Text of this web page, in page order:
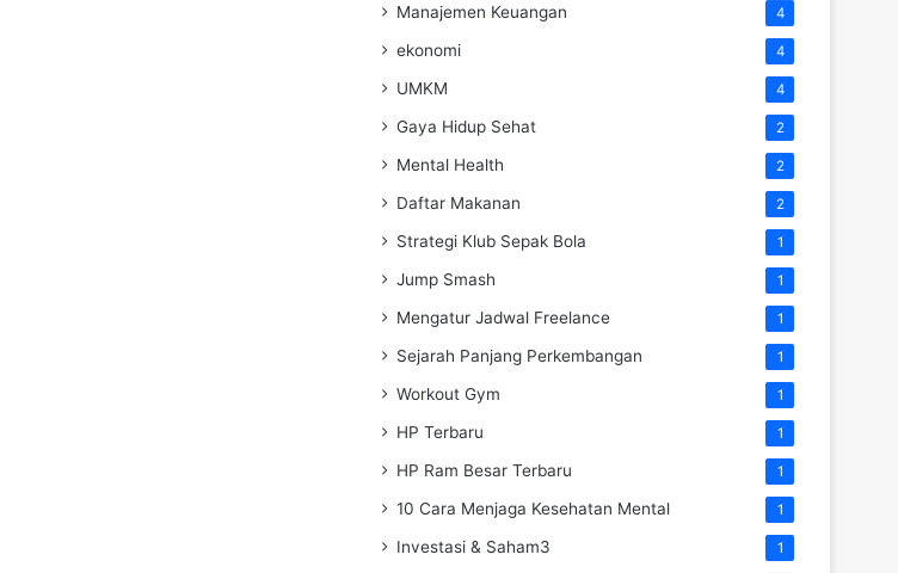
Manajemen Keuangan 4
ekonomi 4
UMKM 4
Gaya Hidup Sehat 2
Mental Health 2
Daftar Makanan 2
Strategi Klub Sepak Bola 1
Jump Smash 1
Mengatur Jadwal Freelance 1
Sejarah Panjang Perkembangan 1
Workout Gym 1
HP Terbaru 1
HP Ram Besar Terbaru 1
10 Cara Menjaga Kesehatan Mental 1
Investasi & Saham3 1